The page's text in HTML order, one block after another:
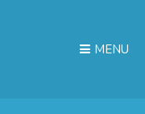
MENU